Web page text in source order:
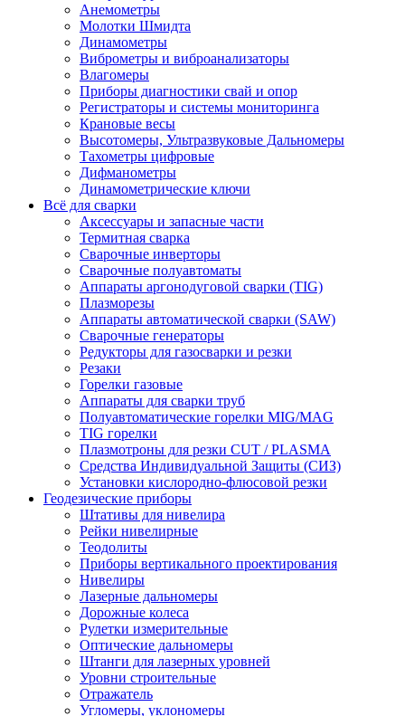
Анемометры
Молотки Шмидта
Динамометры
Виброметры и виброанализаторы
Влагомеры
Приборы диагностики свай и опор
Регистраторы и системы мониторинга
Крановые весы
Высотомеры, Ультразвуковые Дальномеры
Тахометры цифровые
Дифманометры
Динамометрические ключи
Всё для сварки
Аксессуары и запасные части
Термитная сварка
Сварочные инверторы
Сварочные полуавтоматы
Аппараты аргонодуговой сварки (TIG)
Плазморезы
Аппараты автоматической сварки (SAW)
Сварочные генераторы
Редукторы для газосварки и резки
Резаки
Горелки газовые
Аппараты для сварки труб
Полуавтоматические горелки MIG/MAG
TIG горелки
Плазмотроны для резки CUT / PLASMA
Средства Индивидуальной Защиты (СИЗ)
Установки кислородно-флюсовой резки
Геодезические приборы
Штативы для нивелира
Рейки нивелирные
Теодолиты
Приборы вертикального проектирования
Нивелиры
Лазерные дальномеры
Дорожные колеса
Рулетки измерительные
Оптические дальномеры
Штанги для лазерных уровней
Уровни строительные
Отражатель
Угломеры, уклономеры